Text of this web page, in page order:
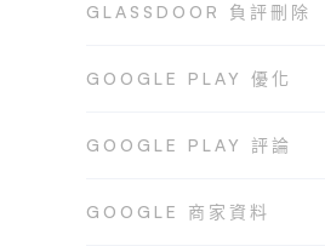
GLASSDOOR 負評刪除
GOOGLE PLAY 優化
GOOGLE PLAY 評論
GOOGLE 商家資料